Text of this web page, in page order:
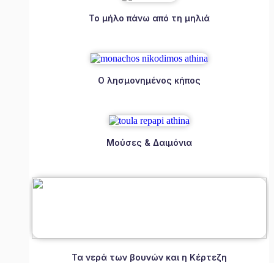
Το μήλο πάνω από τη μηλιά
Ο λησμονημένος κήπος
Μούσες & Δαιμόνια
Τα νερά των βουνών και η Κέρτεζη